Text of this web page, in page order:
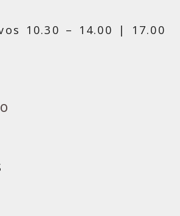
10.30 – 14.00 | 17.00